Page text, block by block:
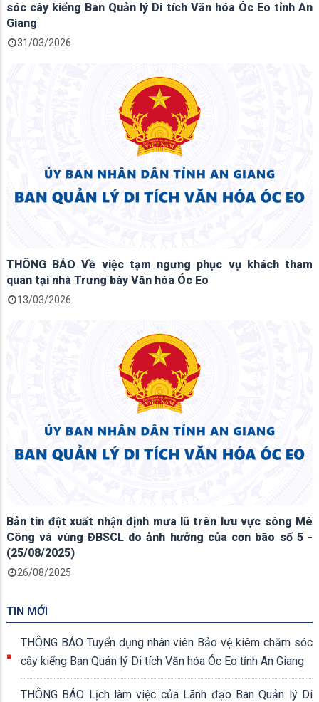
sóc cây kiểng Ban Quản lý Di tích Văn hóa Óc Eo tỉnh An
Giang
31/03/2026
THÔNG BÁO Về việc tạm ngưng phục vụ khách tham
quan tại nhà Trưng bày Văn hóa Óc Eo
13/03/2026
Bản tin đột xuất nhận định mưa lũ trên lưu vực sông Mê
Công và vùng ĐBSCL do ảnh hưởng của cơn bão số 5 -
(25/08/2025)
26/08/2025
TIN MỚI
THÔNG BÁO Tuyển dụng nhân viên Bảo vệ kiêm chăm sóc
cây kiểng Ban Quản lý Di tích Văn hóa Óc Eo tỉnh An Giang
THÔNG BÁO Lịch làm việc của Lãnh đạo Ban Quản lý Di